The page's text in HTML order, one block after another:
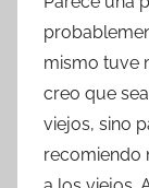
mismo tuve
creo que
viejos, sino
recomiendo